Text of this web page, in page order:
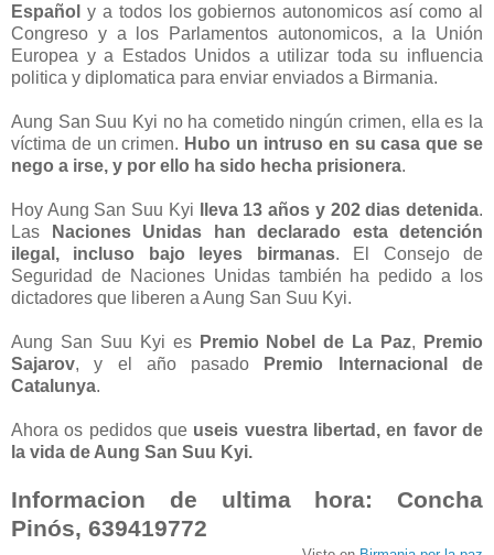
Español
y a todos los gobiernos autonomicos así como al
Congreso y a los Parlamentos autonomicos, a la Unión
Europea y a Estados Unidos a utilizar toda su influencia
politica y diplomatica para enviar enviados a Birmania.
Aung San Suu Kyi no ha cometido ningún crimen, ella es la
víctima de un crimen. Hubo un intruso en su casa que se
nego a irse, y por ello ha sido hecha prisionera.
Hoy Aung San Suu Kyi lleva 13 años y 202 dias detenida.
Las
Naciones Unidas han declarado esta detención
ilegal, incluso bajo leyes birmanas. El Consejo de
Seguridad de Naciones Unidas también ha pedido a los
dictadores que liberen a Aung San Suu Kyi.
Aung San Suu Kyi es Premio Nobel de La Paz,
Premio
Sajarov, y el año pasado
Premio Internacional de
Catalunya.
Ahora os pedidos que useis vuestra libertad, en favor de
la vida de Aung San Suu Kyi.
Informacion de ultima hora: Concha
Pinós, 639419772